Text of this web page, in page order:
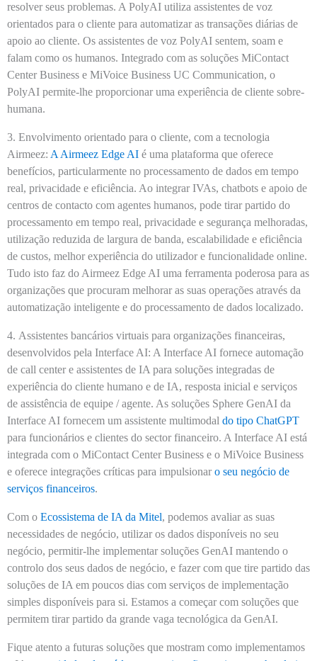
resolver seus problemas. A PolyAI utiliza assistentes de voz
orientados para o cliente para automatizar as transações diárias de
apoio ao cliente. Os assistentes de voz PolyAI sentem, soam e
falam como os humanos. Integrado com as soluções MiContact
Center Business e MiVoice Business UC Communication, o
PolyAI permite-lhe proporcionar uma experiência de cliente sobre-
humana.
3. Envolvimento orientado para o cliente, com a tecnologia
Airmeez: A Airmeez Edge AI é uma plataforma que oferece
benefícios, particularmente no processamento de dados em tempo
real, privacidade e eficiência. Ao integrar IVAs, chatbots e apoio de
centros de contacto com agentes humanos, pode tirar partido do
processamento em tempo real, privacidade e segurança melhoradas,
utilização reduzida de largura de banda, escalabilidade e eficiência
de custos, melhor experiência do utilizador e funcionalidade online.
Tudo isto faz do Airmeez Edge AI uma ferramenta poderosa para as
organizações que procuram melhorar as suas operações através da
automatização inteligente e do processamento de dados localizado.
4. Assistentes bancários virtuais para organizações financeiras,
desenvolvidos pela Interface AI: A Interface AI fornece automação
de call center e assistentes de IA para soluções integradas de
experiência do cliente humano e de IA, resposta inicial e serviços
de assistência de equipe / agente. As soluções Sphere GenAI da
Interface AI fornecem um assistente multimodal do tipo ChatGPT
para funcionários e clientes do sector financeiro. A Interface AI está
integrada com o MiContact Center Business e o MiVoice Business
e oferece integrações críticas para impulsionar o seu negócio de
serviços financeiros.
Com o Ecossistema de IA da Mitel, podemos avaliar as suas
necessidades de negócio, utilizar os dados disponíveis no seu
negócio, permitir-lhe implementar soluções GenAI mantendo o
controlo dos seus dados de negócio, e fazer com que tire partido das
soluções de IA em poucos dias com serviços de implementação
simples disponíveis para si. Estamos a começar com soluções que
permitem tirar partido da grande vaga tecnológica da GenAI.
Fique atento a futuras soluções que mostram como implementamos